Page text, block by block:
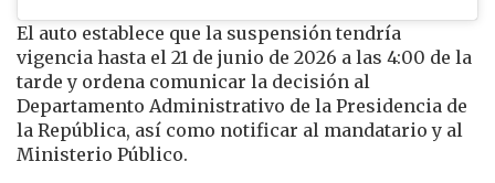
El auto establece que la suspensión tendría
vigencia hasta el 21 de junio de 2026 a las 4:00 de la
tarde y ordena comunicar la decisión al
Departamento Administrativo de la Presidencia de
la República, así como notificar al mandatario y al
Ministerio Público.